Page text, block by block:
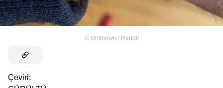
© Unknown / Reddit
Çeviri: